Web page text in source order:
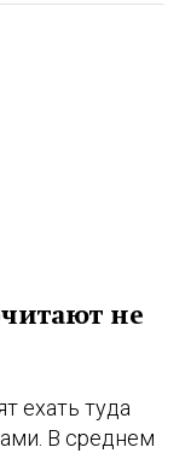
не
ехать туда
В среднем